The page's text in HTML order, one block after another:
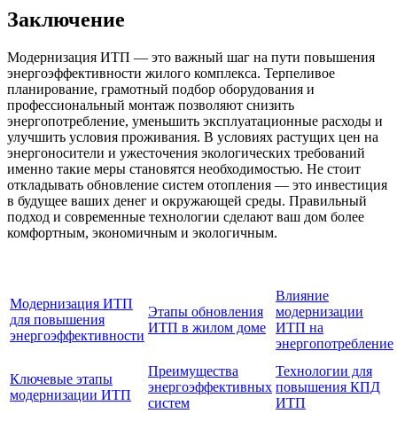
Заключение
Модернизация ИТП — это важный шаг на пути повышения
энергоэффективности жилого комплекса. Терпеливое
планирование, грамотный подбор оборудования и
профессиональный монтаж позволяют снизить
энергопотребление, уменьшить эксплуатационные расходы и
улучшить условия проживания. В условиях растущих цен на
энергоносители и ужесточения экологических требований
именно такие меры становятся необходимостью. Не стоит
откладывать обновление систем отопления — это инвестиция
в будущее ваших денег и окружающей среды. Правильный
подход и современные технологии сделают ваш дом более
комфортным, экономичным и экологичным.
Модернизация ИТП
для повышения
энергоэффективности
Этапы обновления
ИТП в жилом доме
Влияние
модернизации
ИТП на
энергопотребление
Ключевые этапы
модернизации ИТП
Преимущества
энергоэффективных
систем
Технологии для
повышения КПД
ИТП